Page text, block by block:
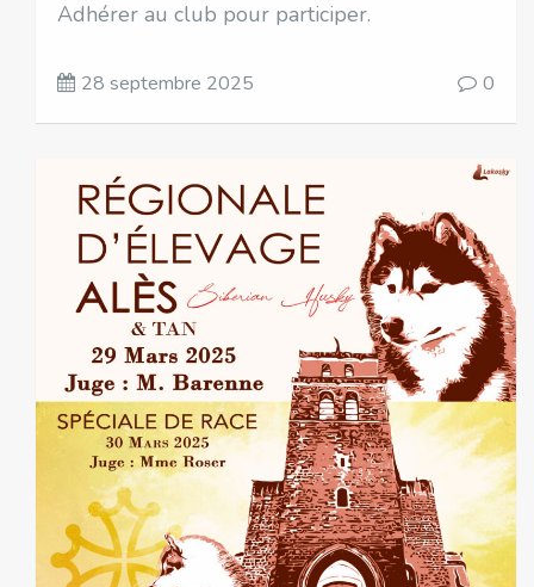
Adhérer au club pour participer.
28 septembre 2025 0